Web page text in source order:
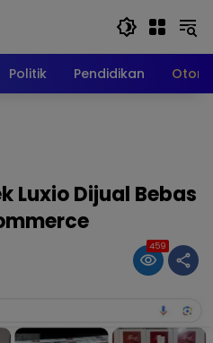
Politik Pendidikan
Luxio Dijual Bebas
459